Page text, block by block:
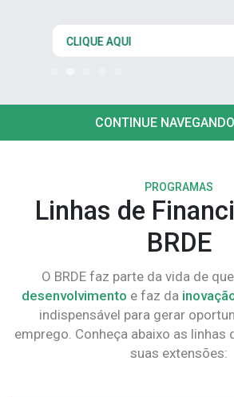
CLIQUE AQUI
CONTINUE NAVEGANDO
PROGRAMAS
Linhas de
BRDE
O BRDE faz parte da vida de
desenvolvimento e faz da
indispensável para gerar
emprego. Conheça abaixo as linhas
suas extensões: